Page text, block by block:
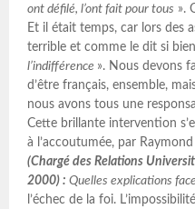
ont défilé, l’ont fait pour tous ».
Et il était temps, car lors des
terrible et comme le dit si
l’indifférence ». Nous devons
d’être français, ensemble,
nous avons tous une
Cette brillante intervention
à l’accoutumée, par
(Chargé des Relations
2000) : Quelles explications
l’échec de la foi.